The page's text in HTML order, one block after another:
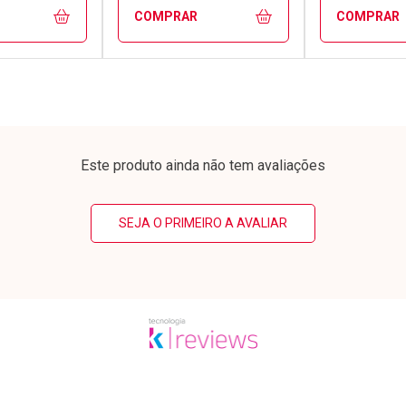
COMPRAR COMPRAR
Este produto ainda não tem avaliações
SEJA O PRIMEIRO A AVALIAR